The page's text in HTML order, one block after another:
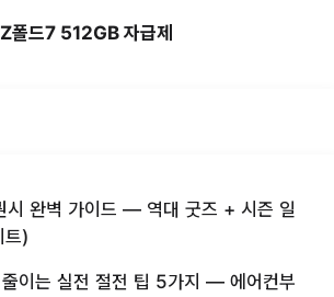
폴드7 512GB 자급제
시 완벽 가이드 — 역대 굿즈 + 시즌 일
)
줄이는 실전 절전 팁 5가지 — 에어컨부